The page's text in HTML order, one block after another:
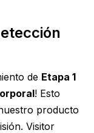
de Etapa 1
! Esto
producto
Visitor